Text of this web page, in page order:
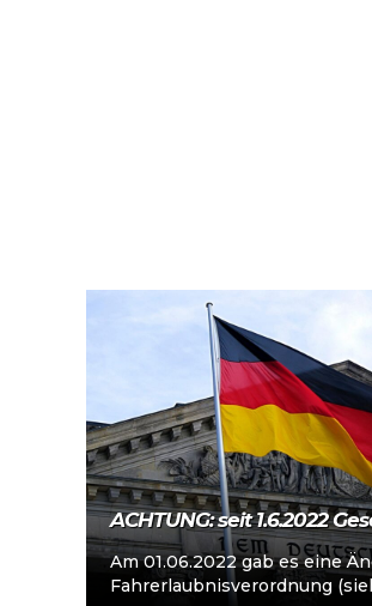
ACHTUNG: seit 1.6.2022
Am 01.06.2022 gab es eine
Fahrerlaubnisverordnung
Mehr lesen